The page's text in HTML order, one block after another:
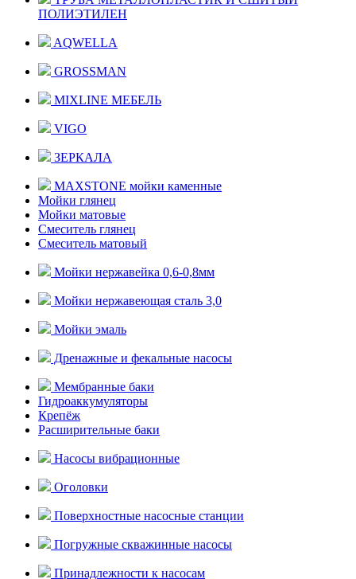
ПОЛИЭТИЛЕН
AQWELLA
GROSSMAN
MIXLINE МЕБЕЛЬ
VIGO
ЗЕРКАЛА
MAXSTONE мойки каменные
Мойки глянец
Мойки матовые
Смеситель глянец
Смеситель матовый
Мойки нержавейка 0,6-0,8мм
Мойки нержавеющая сталь 3,0
Мойки эмаль
Дренажные и фекальные насосы
Мембранные баки
Гидроаккумуляторы
Крепёж
Расширительные баки
Насосы вибрационные
Оголовки
Поверхностные насосные станции
Погружные скважинные насосы
Принадлежности к насосам